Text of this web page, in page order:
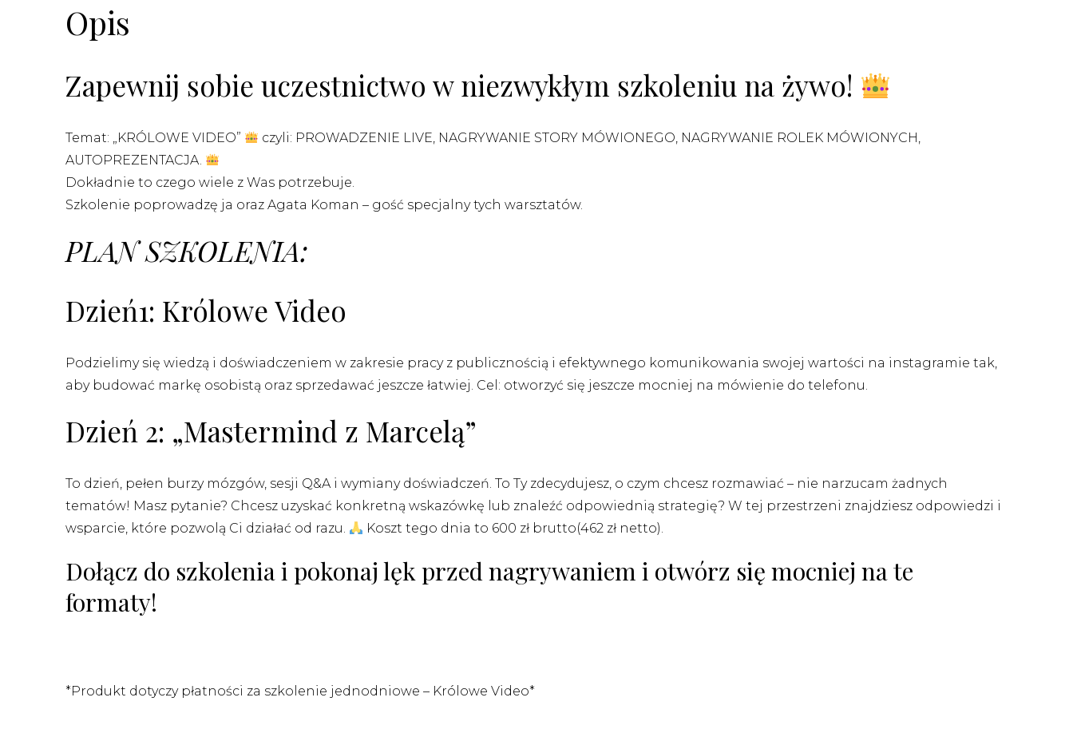
Opis
Zapewnij sobie uczestnictwo w niezwykłym szkoleniu na żywo!
Temat: „KRÓLOWE VIDEO”
czyli: PROWADZENIE LIVE, NAGRYWANIE STORY MÓWIONEGO, NAGRYWANIE ROLEK MÓWIONYCH,
AUTOPREZENTACJA.
Dokładnie to czego wiele z Was potrzebuje.
Szkolenie poprowadzę ja oraz Agata Koman – gość specjalny tych warsztatów.
PLAN SZKOLENIA:
Dzień1: Królowe Video
Podzielimy się wiedzą i doświadczeniem w zakresie pracy z publicznością i efektywnego komunikowania swojej wartości na instagramie tak,
aby budować markę osobistą oraz sprzedawać jeszcze łatwiej. Cel: otworzyć się jeszcze mocniej na mówienie do telefonu.
Dzień 2: „Mastermind z Marcelą”
To dzień, pełen burzy mózgów, sesji Q&A i wymiany doświadczeń. To Ty zdecydujesz, o czym chcesz rozmawiać – nie narzucam żadnych
tematów! Masz pytanie? Chcesz uzyskać konkretną wskazówkę lub znaleźć odpowiednią strategię? W tej przestrzeni znajdziesz odpowiedzi i
wsparcie, które pozwolą Ci działać od razu.
Koszt tego dnia to 600 zł brutto(462 zł netto).
Dołącz do szkolenia i pokonaj lęk przed nagrywaniem i otwórz się mocniej na te
formaty!
*Produkt dotyczy płatności za szkolenie jednodniowe – Królowe Video*